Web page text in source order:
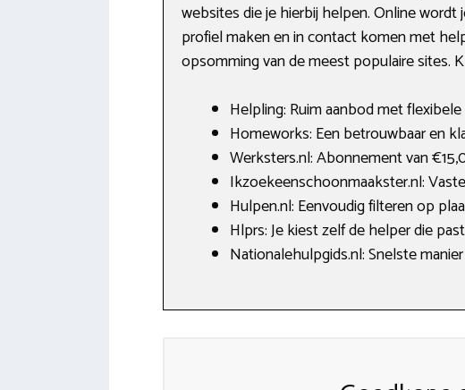
websites die je hierbij helpen. Online
profiel maken en in contact komen met
opsomming van de meest populaire sites.
Helpling: Ruim aanbod met
Homeworks: Een betrouwbaar en
Werksters.nl: Abonnement van
Ikzoekeenschoonmaakster.nl:
Hulpen.nl: Eenvoudig filteren op
Hlprs: Je kiest zelf de helper die
Nationalehulpgids.nl: Snelste